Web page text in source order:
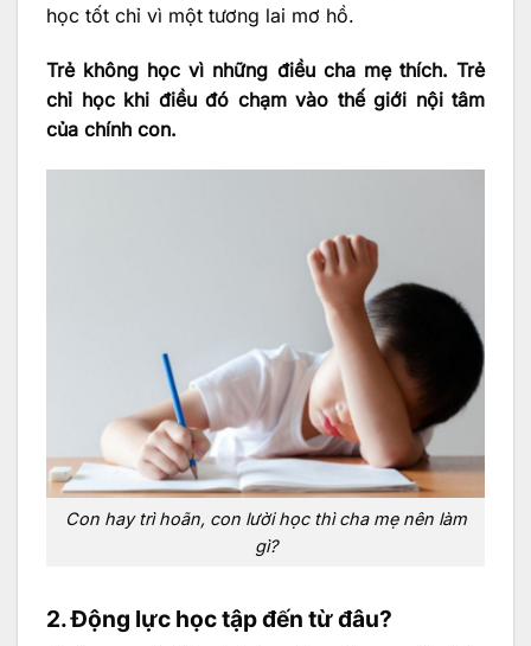
học tốt chỉ vì một tương lai mơ hồ.
Trẻ không học vì những điều cha mẹ thích. Trẻ
chỉ học khi điều đó chạm vào thế giới nội tâm
của chính con.
Con hay trì hoãn, con lười học thì cha mẹ nên làm
gì?
2. Động lực học tập đến từ đâu?